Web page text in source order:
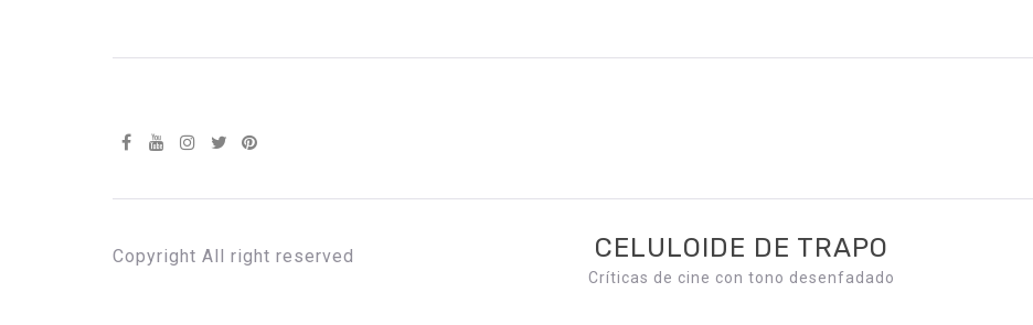
Copyright All right reserved CELULOIDE DE TRAPO
Críticas de cine con tono desenfadado